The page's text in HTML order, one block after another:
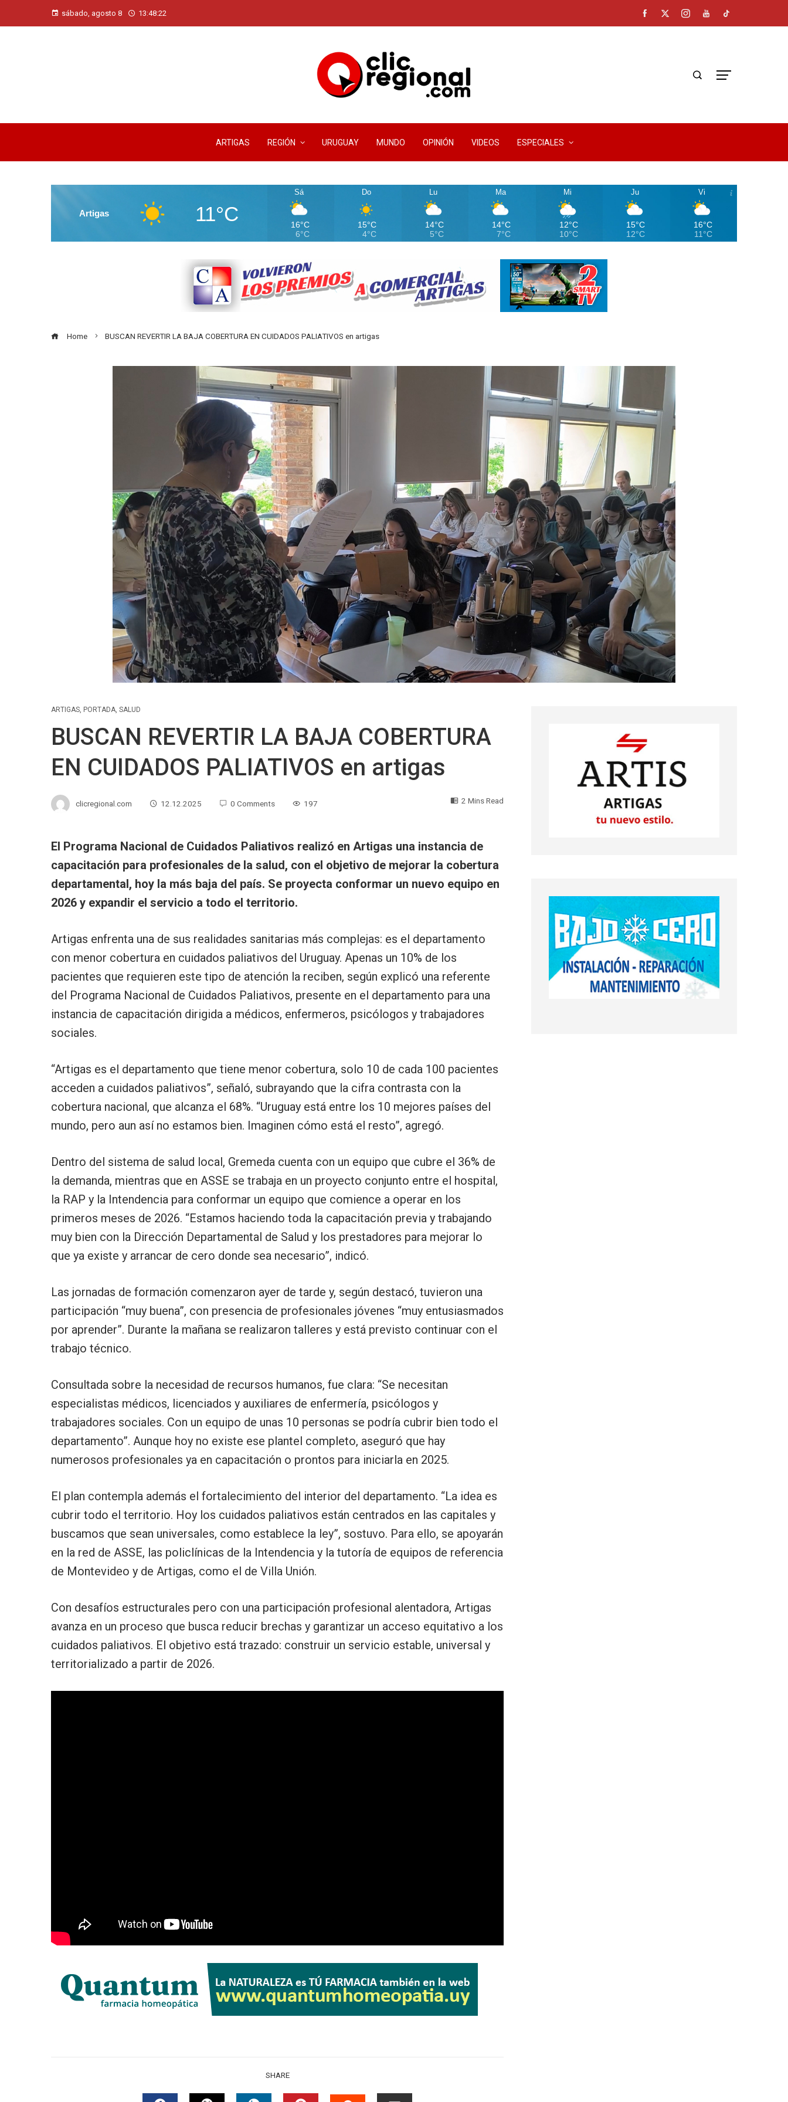
sábado, agosto 8 13:48:23
ARTIGAS REGIÓN URUGUAY MUNDO OPINIÓN VIDEOS ESPECIALES
Artigas 11°C
Sá
16°C
6°C
Do
15°C
4°C
Lu
14°C
5°C
Ma
14°C
7°C
Mi
12°C
10°C
Ju
15°C
12°C
Vi
16°C
11°C
Home BUSCAN REVERTIR LA BAJA COBERTURA EN CUIDADOS PALIATIVOS en artigas
ARTIGAS, PORTADA, SALUD
BUSCAN REVERTIR LA BAJA COBERTURA
EN CUIDADOS PALIATIVOS en artigas
clicregional.com 12.12.2025 0 Comments 197 2 Mins Read
El Programa Nacional de Cuidados Paliativos realizó en Artigas una instancia de
capacitación para profesionales de la salud, con el objetivo de mejorar la cobertura
departamental, hoy la más baja del país. Se proyecta conformar un nuevo equipo en
2026 y expandir el servicio a todo el territorio.
Artigas enfrenta una de sus realidades sanitarias más complejas: es el departamento
con menor cobertura en cuidados paliativos del Uruguay. Apenas un 10% de los
pacientes que requieren este tipo de atención la reciben, según explicó una referente
del Programa Nacional de Cuidados Paliativos, presente en el departamento para una
instancia de capacitación dirigida a médicos, enfermeros, psicólogos y trabajadores
sociales.
“Artigas es el departamento que tiene menor cobertura, solo 10 de cada 100 pacientes
acceden a cuidados paliativos”, señaló, subrayando que la cifra contrasta con la
cobertura nacional, que alcanza el 68%. “Uruguay está entre los 10 mejores países del
mundo, pero aun así no estamos bien. Imaginen cómo está el resto”, agregó.
Dentro del sistema de salud local, Gremeda cuenta con un equipo que cubre el 36% de
la demanda, mientras que en ASSE se trabaja en un proyecto conjunto entre el hospital,
la RAP y la Intendencia para conformar un equipo que comience a operar en los
primeros meses de 2026. “Estamos haciendo toda la capacitación previa y trabajando
muy bien con la Dirección Departamental de Salud y los prestadores para mejorar lo
que ya existe y arrancar de cero donde sea necesario”, indicó.
Las jornadas de formación comenzaron ayer de tarde y, según destacó, tuvieron una
participación “muy buena”, con presencia de profesionales jóvenes “muy entusiasmados
por aprender”. Durante la mañana se realizaron talleres y está previsto continuar con el
trabajo técnico.
Consultada sobre la necesidad de recursos humanos, fue clara: “Se necesitan
especialistas médicos, licenciados y auxiliares de enfermería, psicólogos y
trabajadores sociales. Con un equipo de unas 10 personas se podría cubrir bien todo el
departamento”. Aunque hoy no existe ese plantel completo, aseguró que hay
numerosos profesionales ya en capacitación o prontos para iniciarla en 2025.
El plan contempla además el fortalecimiento del interior del departamento. “La idea es
cubrir todo el territorio. Hoy los cuidados paliativos están centrados en las capitales y
buscamos que sean universales, como establece la ley”, sostuvo. Para ello, se apoyarán
en la red de ASSE, las policlínicas de la Intendencia y la tutoría de equipos de referencia
de Montevideo y de Artigas, como el de Villa Unión.
Con desafíos estructurales pero con una participación profesional alentadora, Artigas
avanza en un proceso que busca reducir brechas y garantizar un acceso equitativo a los
cuidados paliativos. El objetivo está trazado: construir un servicio estable, universal y
territorializado a partir de 2026.
SHARE